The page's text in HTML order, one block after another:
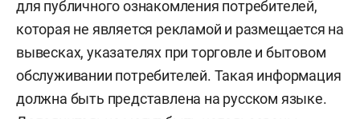
для публичного ознакомления потребителей,
которая не является рекламой и размещается на
вывесках, указателях при торговле и бытовом
обслуживании потребителей. Такая информация
должна быть представлена на русском языке.